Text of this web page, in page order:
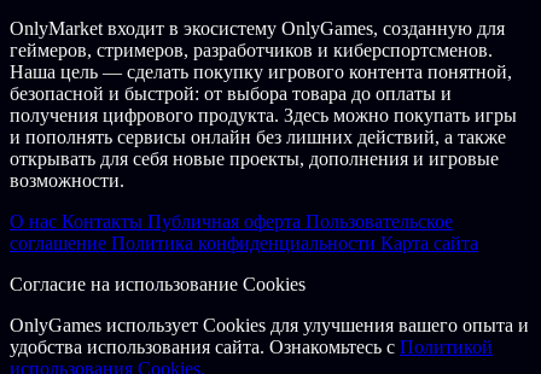
OnlyMarket входит в экосистему OnlyGames, созданную для
геймеров, стримеров, разработчиков и киберспортсменов.
Наша цель — сделать покупку игрового контента понятной,
безопасной и быстрой: от выбора товара до оплаты и
получения цифрового продукта. Здесь можно покупать игры
и пополнять сервисы онлайн без лишних действий, а также
открывать для себя новые проекты, дополнения и игровые
возможности.
О нас Контакты Публичная оферта Пользовательское
соглашение Политика конфиденциальности Карта сайта
Согласие на использование Cookies
OnlyGames использует Cookies для улучшения вашего опыта и
удобства использования сайта. Ознакомьтесь с Политикой
использования Cookies.